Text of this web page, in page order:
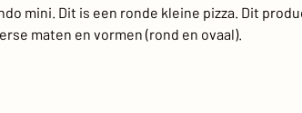
mini. Dit is een ronde kleine pizza. Dit
maten en vormen (rond en ovaal).